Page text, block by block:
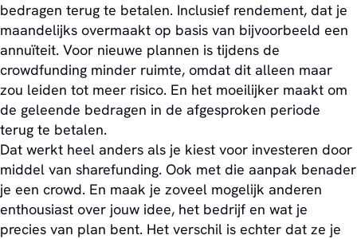
bedragen terug te betalen. Inclusief rendement, dat je
maandelijks overmaakt op basis van bijvoorbeeld een
annuïteit. Voor nieuwe plannen is tijdens de
crowdfunding minder ruimte, omdat dit alleen maar
zou leiden tot meer risico. En het moeilijker maakt om
de geleende bedragen in de afgesproken periode
terug te betalen.
Dat werkt heel anders als je kiest voor investeren door
middel van sharefunding. Ook met die aanpak benader
je een crowd. En maak je zoveel mogelijk anderen
enthousiast over jouw idee, het bedrijf en wat je
precies van plan bent. Het verschil is echter dat ze je